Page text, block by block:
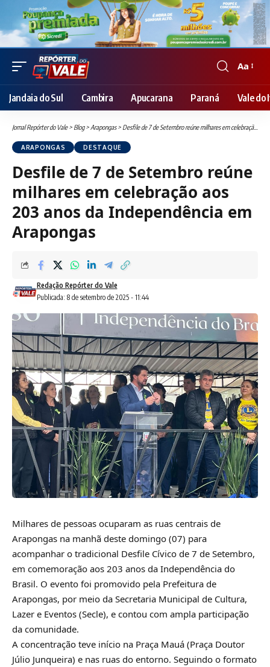
Font
Resizer
Aa
Jandaia do Sul Cambira Apucarana Paraná Vale do
Jornal Repórter do Vale> Blog>Arapongas> Desfile de 7 de Setembro reúne milhares em celebração aos 203 anos da Independência em Arapongas
ARAPONGAS DESTAQUE
Desfile de 7 de Setembro reúne
milhares em celebração aos
203 anos da Independência em
Arapongas
Publicada: 8 de setembro de 2025 - 11:44
Redação Repórter do Vale
Milhares de pessoas ocuparam as ruas centrais de
Arapongas na manhã deste domingo (07) para
acompanhar o tradicional Desfile Cívico de 7 de Setembro,
em comemoração aos 203 anos da Independência do
Brasil. O evento foi promovido pela Prefeitura de
Arapongas, por meio da Secretaria Municipal de Cultura,
Lazer e Eventos (Secle), e contou com ampla participação
da comunidade.
A concentração teve início na Praça Mauá (Praça Doutor
Júlio Junqueira) e nas ruas do entorno. Seguindo o formato